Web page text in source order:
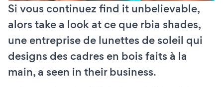
Si vous continuez find it unbelievable,
alors take a look at ce que rbia shades,
une entreprise de lunettes de soleil qui
designs des cadres en bois faits à la
main, a seen in their business.